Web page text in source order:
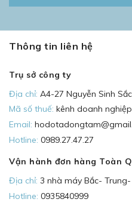
Thông tin liên hệ
Trụ sở công ty
Địa chỉ: A4-27 Nguyễn Sinh
Mã số thuế: kênh doanh
Email:
Hotline: 0989.27.47.27
Vận hành đơn hàng Toàn
Địa chỉ: 3 nhà máy Bắc-
Hotline: 0935840999